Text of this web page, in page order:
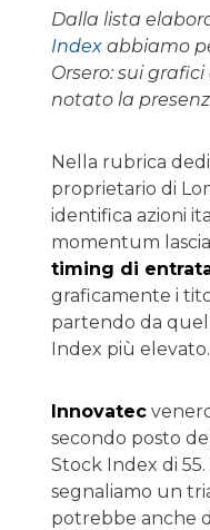
Dalla lista
Index abbiamo
Orsero: sui
notato la
Nella rubrica
proprietario di
identifica azioni
momentum
timing di
graficamente i
partendo da
Index più elevato.
Innovatec
secondo posto
Stock Index di
segnaliamo un
potrebbe anche